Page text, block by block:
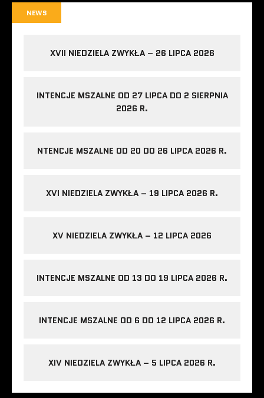
NEWS
XVII NIEDZIELA ZWYKŁA – 26 LIPCA 2026
INTENCJE MSZALNE OD 27 LIPCA DO 2 SIERPNIA
2026 R.
NTENCJE MSZALNE OD 20 DO 26 LIPCA 2026 R.
XVI NIEDZIELA ZWYKŁA – 19 LIPCA 2026 R.
XV NIEDZIELA ZWYKŁA – 12 LIPCA 2026
INTENCJE MSZALNE OD 13 DO 19 LIPCA 2026 R.
INTENCJE MSZALNE OD 6 DO 12 LIPCA 2026 R.
XIV NIEDZIELA ZWYKŁA – 5 LIPCA 2026 R.